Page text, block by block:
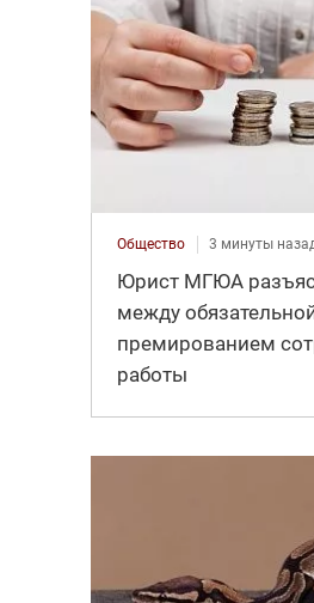
Общество 3 минуты
Юрист МГЮА
между
премированием
работы